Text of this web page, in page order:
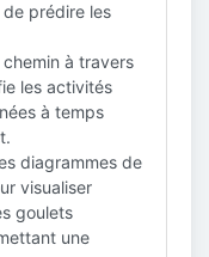
prédire les
à travers
les activités
à temps
diagrammes de
visualiser
goulets
une